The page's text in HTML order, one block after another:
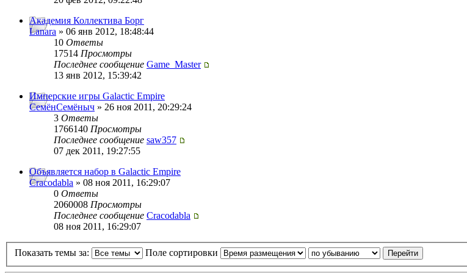
Академия Коллектива Борг
Lanara » 06 янв 2012, 18:48:44
10 Ответы
17514 Просмотры
Последнее сообщение Game_Master
13 янв 2012, 15:39:42
Имперские игры Galactic Empire
СемёнСемёныч » 26 ноя 2011, 20:29:24
3 Ответы
1766140 Просмотры
Последнее сообщение saw357
07 дек 2011, 19:27:55
Объявляется набор в Galactic Empire
Cracodabla » 08 ноя 2011, 16:29:07
0 Ответы
2060008 Просмотры
Последнее сообщение Cracodabla
08 ноя 2011, 16:29:07
Показать темы за: Поле сортировки